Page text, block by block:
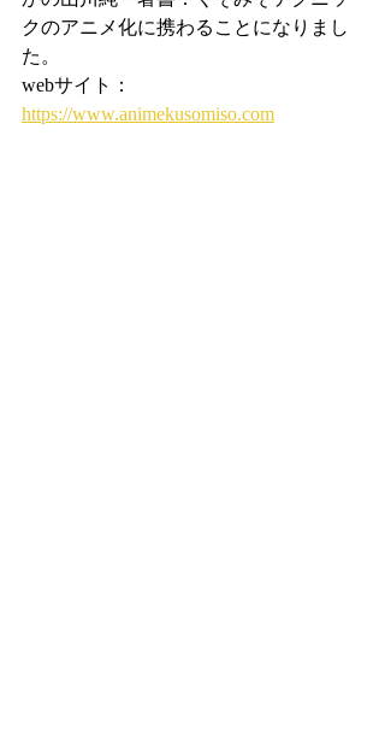
クのアニメ化に携わることになりまし
た。
webサイト：
https://www.animekusomiso.com